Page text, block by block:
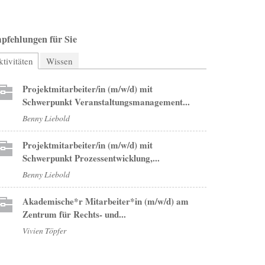
für Sie
(aktiver Reiter)
Wissen
Projektmitarbeiter/in (m/w/d) mit
Schwerpunkt Veranstaltungsmanagement...
Benny Liebold
Projektmitarbeiter/in (m/w/d) mit
Schwerpunkt Prozessentwicklung,...
Benny Liebold
Akademische*r Mitarbeiter*in (m/w/d) am
Zentrum für Rechts- und...
Vivien Töpfer